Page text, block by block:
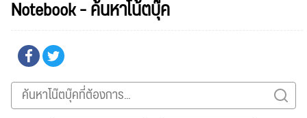
Notebook - ค้นหาโน้ตบุ๊ค